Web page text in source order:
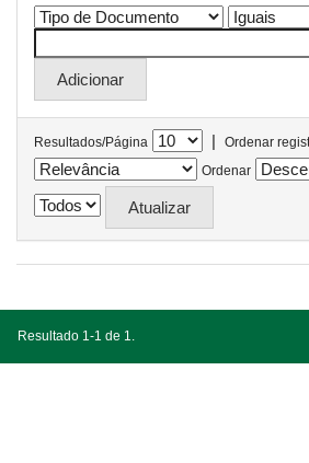
Resultados/Página |
Ordenar
Ordenar
Resultado 1-1 de 1.